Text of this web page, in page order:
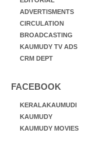
ADVERTISMENTS
CIRCULATION
BROADCASTING
KAUMUDY TV ADS
CRM DEPT
FACEBOOK
KERALAKAUMUDI
KAUMUDY
KAUMUDY MOVIES